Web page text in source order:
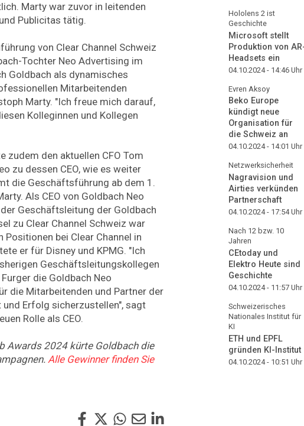
Marty war zuvor in leitenden
Publicitas tätig.
von Clear Channel Schweiz
Tochter Neo Advertising im
Goldbach als dynamisches
Mitarbeitenden
Marty. "Ich freue mich darauf,
Kolleginnen und Kollegen
zudem den aktuellen CFO Tom
zu dessen CEO, wie es weiter
die Geschäftsführung ab dem 1.
Als CEO von Goldbach Neo
Geschäftsleitung der Goldbach
zu Clear Channel Schweiz war
Positionen bei Clear Channel in
er für Disney und KPMG. "Ich
Geschäftsleitungskollegen
die Goldbach Neo
die Mitarbeitenden und Partner der
Erfolg sicherzustellen", sagt
Rolle als CEO.
Awards 2024 kürte Goldbach die
Alle Gewinner finden Sie
Hololens 2 ist
Geschichte
Microsoft stellt
Produktion von
Headsets ein
04.10.2024 - 14:46 Uhr
Evren Aksoy
Beko Europe
kündigt neue
Organisation für
die Schweiz an
04.10.2024 - 14:01 Uhr
Netzwerksicherheit
Nagravision und
Airties verkünden
Partnerschaft
04.10.2024 - 17:54Uhr
Nach 12 bzw. 10
Jahren
CEtoday und
Elektro Heute sind
Geschichte
04.10.2024 - 11:57 Uhr
Schweizerisches
Nationales Institut für
KI
ETH und EPFL
gründen KI-Institut
04.10.2024 - 10:51 Uhr